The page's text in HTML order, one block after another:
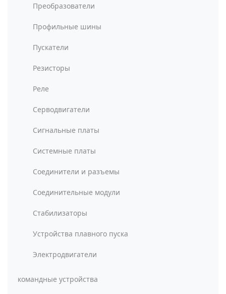
Преобразователи
Профильные шины
Пускатели
Резисторы
Реле
Серводвигатели
Сигнальные платы
Системные платы
Соединители и разъемы
Соединительные модули
Стабилизаторы
Устройства плавного пуска
Электродвигатели
командные устройства